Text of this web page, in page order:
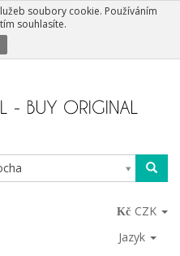
soubory cookie. Používáním
souhlasíte.
CZK
Jazyk